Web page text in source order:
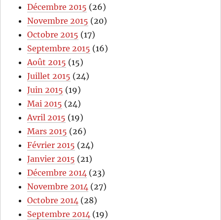
Décembre 2015 (26)
Novembre 2015 (20)
Octobre 2015 (17)
Septembre 2015 (16)
Août 2015 (15)
Juillet 2015 (24)
Juin 2015 (19)
Mai 2015 (24)
Avril 2015 (19)
Mars 2015 (26)
Février 2015 (24)
Janvier 2015 (21)
Décembre 2014 (23)
Novembre 2014 (27)
Octobre 2014 (28)
Septembre 2014 (19)